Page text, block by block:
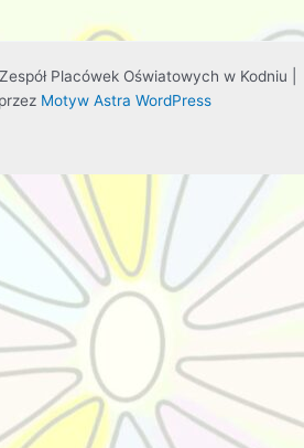
Placówek Oświatowych w Kodniu |
Motyw Astra WordPress